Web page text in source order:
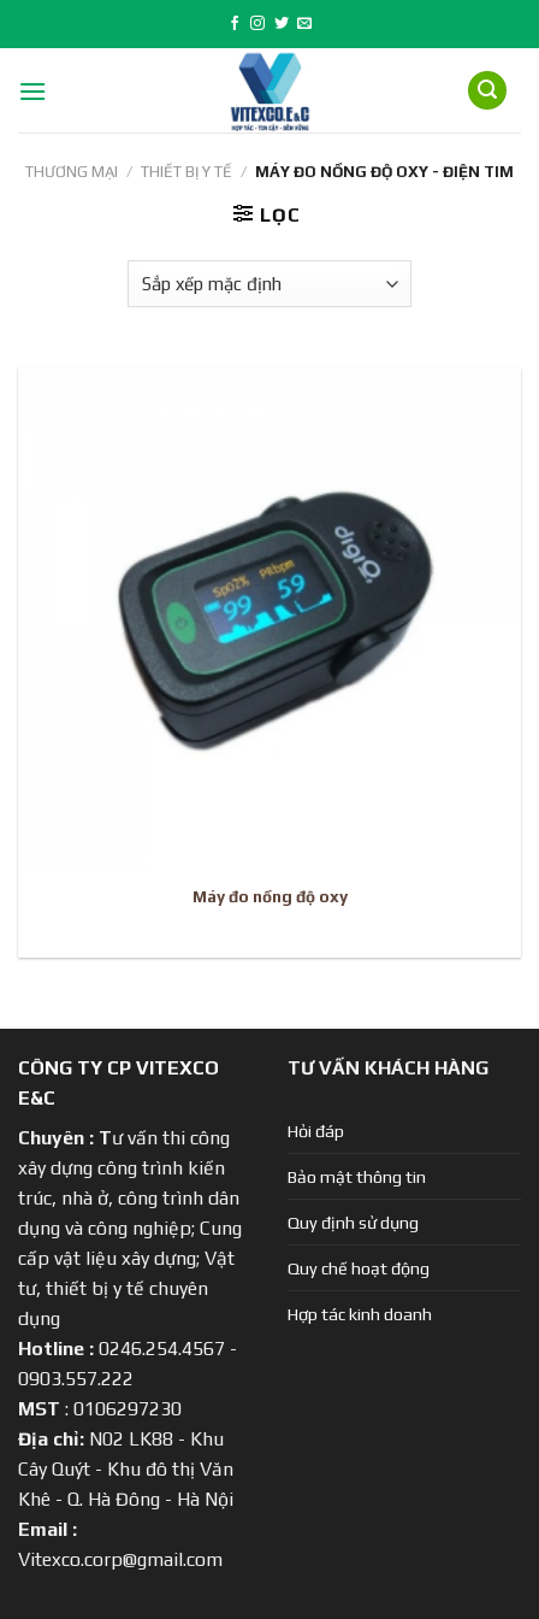
to
THƯƠNG MẠI / THIẾT BỊ Y TẾ / MÁY ĐO NỒNG ĐỘ OXY - ĐIỆN TIM
LỌC
Máy đo nồng độ oxy
CÔNG TY CP VITEXCO
E&C
Chuyên : Tư vấn thi công
xây dựng công trình kiến
trúc, nhà ở, công trình dân
dụng và công nghiệp; Cung
cấp vật liệu xây dựng; Vật
tư, thiết bị y tế chuyên
dụng
Hotline : 0246.254.4567 -
0903.557.222
MST : 0106297230
Địa chỉ: N02 LK88 - Khu
Cây Quýt - Khu đô thị Văn
Khê - Q. Hà Đông - Hà Nội
Email :
Vitexco.corp@gmail.com
TƯ VẤN KHÁCH HÀNG
Hỏi đáp
Bảo mật thông tin
Quy định sử dụng
Quy chế hoạt động
Hợp tác kinh doanh